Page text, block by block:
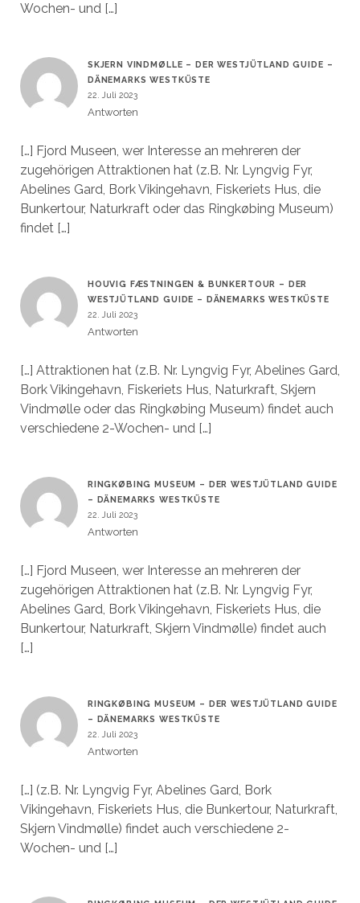
Wochen- und […]
SKJERN VINDMØLLE – DER WESTJÜTLAND GUIDE –
DÄNEMARKS WESTKÜSTE
22. Juli 2023
Antworten
[…] Fjord Museen, wer Interesse an mehreren der
zugehörigen Attraktionen hat (z.B. Nr. Lyngvig Fyr,
Abelines Gard, Bork Vikingehavn, Fiskeriets Hus, die
Bunkertour, Naturkraft oder das Ringkøbing Museum)
findet […]
HOUVIG FÆSTNINGEN & BUNKERTOUR – DER
WESTJÜTLAND GUIDE – DÄNEMARKS WESTKÜSTE
22. Juli 2023
Antworten
[…] Attraktionen hat (z.B. Nr. Lyngvig Fyr, Abelines Gard,
Bork Vikingehavn, Fiskeriets Hus, Naturkraft, Skjern
Vindmølle oder das Ringkøbing Museum) findet auch
verschiedene 2-Wochen- und […]
RINGKØBING MUSEUM – DER WESTJÜTLAND GUIDE
– DÄNEMARKS WESTKÜSTE
22. Juli 2023
Antworten
[…] Fjord Museen, wer Interesse an mehreren der
zugehörigen Attraktionen hat (z.B. Nr. Lyngvig Fyr,
Abelines Gard, Bork Vikingehavn, Fiskeriets Hus, die
Bunkertour, Naturkraft, Skjern Vindmølle) findet auch
[…]
RINGKØBING MUSEUM – DER WESTJÜTLAND GUIDE
– DÄNEMARKS WESTKÜSTE
22. Juli 2023
Antworten
[…] (z.B. Nr. Lyngvig Fyr, Abelines Gard, Bork
Vikingehavn, Fiskeriets Hus, die Bunkertour, Naturkraft,
Skjern Vindmølle) findet auch verschiedene 2-
Wochen- und […]